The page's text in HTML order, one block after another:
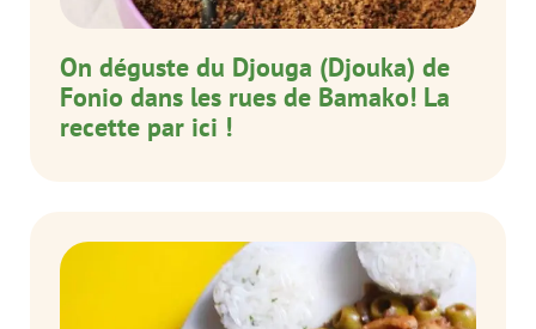
On déguste du Djouga (Djouka) de
Fonio dans les rues de Bamako! La
recette par ici !